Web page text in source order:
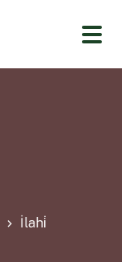
İlahi̇